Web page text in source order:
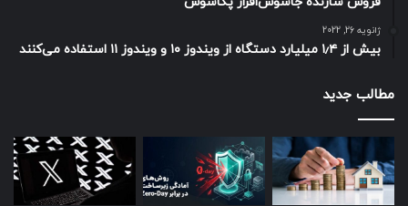
ژانویه 26, 2022
بیش از ۱٫۴ میلیارد دستگاه از ویندوز ۱۰ و ویندوز ۱۱ استفاده می‌کنند
مطالب جدید